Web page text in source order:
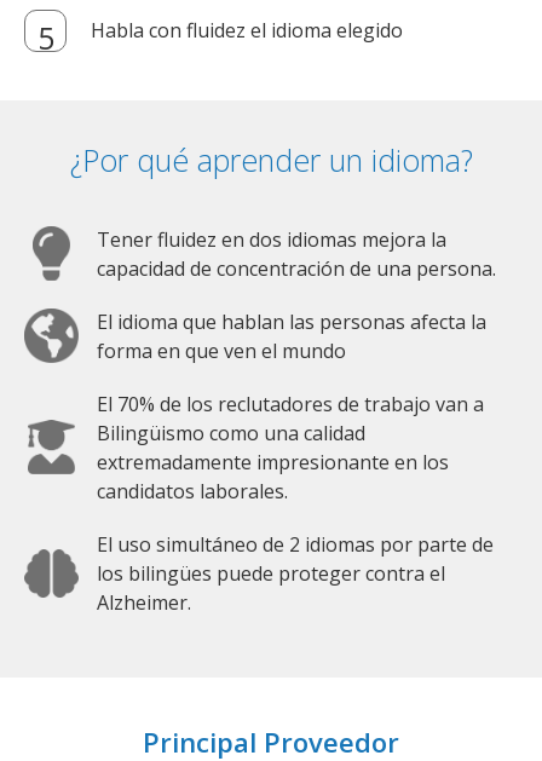
Habla con fluidez el idioma elegido
¿Por qué aprender un idioma?
Tener fluidez en dos idiomas mejora la
capacidad de concentración de una persona.
El idioma que hablan las personas afecta la
forma en que ven el mundo
El 70% de los reclutadores de trabajo van a
Bilingüismo como una calidad
extremadamente impresionante en los
candidatos laborales.
El uso simultáneo de 2 idiomas por parte de
los bilingües puede proteger contra el
Alzheimer.
Principal Proveedor